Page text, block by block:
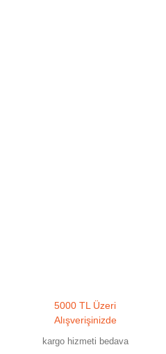
5000 TL Üzeri
Alışverişinizde
kargo hizmeti bedava